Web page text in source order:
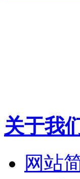
关于我
网站